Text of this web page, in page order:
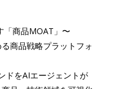
「商品MOAT」〜
商品戦略プラットフォ
ドをAIエージェントが